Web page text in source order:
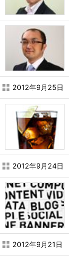
2012年9月25日
2012年9月24日
2012年9月21日